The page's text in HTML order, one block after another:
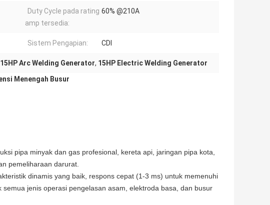
Duty Cycle pada rating
amp tersedia:
60% @210A
Sistem Pengapian: CDI
15HP Arc Welding Generator, 15HP Electric Welding Generator
Menengah Busur
pipa minyak dan gas profesional, kereta api, jaringan pipa kota,
pemeliharaan darurat.
dinamis yang baik, respons cepat (1-3 ms) untuk memenuhi
jenis operasi pengelasan asam, elektroda basa, dan busur